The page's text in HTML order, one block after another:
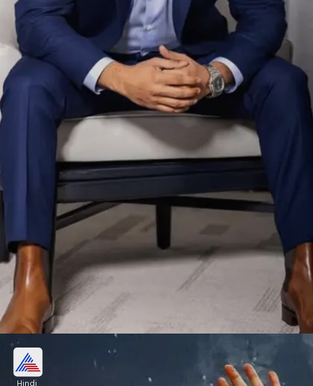
रिपोर्ट्स की मानें तो जूनियर एनटीआर 450Cr की
Hindi